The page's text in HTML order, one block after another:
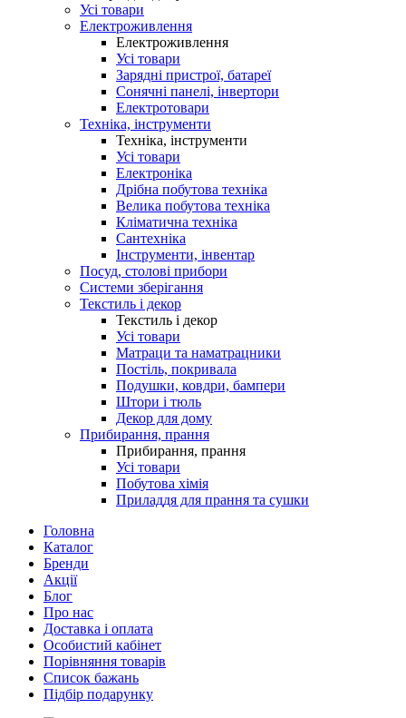
Усі товари
Електроживлення
Електроживлення
Усі товари
Зарядні пристрої, батареї
Сонячні панелі, інвертори
Електротовари
Техніка, інструменти
Техніка, інструменти
Усі товари
Електроніка
Дрібна побутова техніка
Велика побутова техніка
Кліматична техніка
Сантехніка
Інструменти, інвентар
Посуд, столові прибори
Системи зберігання
Текстиль і декор
Текстиль і декор
Усі товари
Матраци та наматрацники
Постіль, покривала
Подушки, ковдри, бампери
Штори і тюль
Декор для дому
Прибирання, прання
Прибирання, прання
Усі товари
Побутова хімія
Приладдя для прання та сушки
Головна
Каталог
Бренди
Акції
Блог
Про нас
Доставка і оплата
Особистий кабінет
Порівняння товарів
Список бажань
Підбір подарунку